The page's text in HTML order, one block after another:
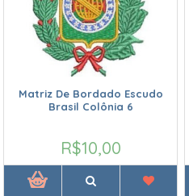
Matriz De Bordado Escudo
Brasil Colônia 6
R$10,00